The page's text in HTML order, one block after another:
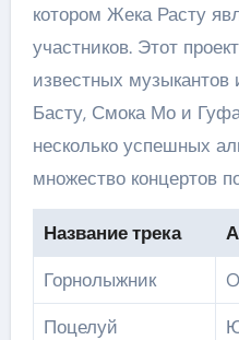
котором Жека Расту
участников. Этот
известных музыкантов
Басту, Смока Мо и
несколько успешных
множество концертов
Название трека
Горнолыжник
Поцелуй